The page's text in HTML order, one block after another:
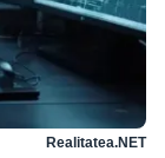
Realitatea.NET